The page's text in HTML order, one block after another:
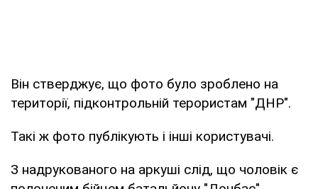
Він стверджує, що фото було зроблено на
території, підконтрольній терористам "ДНР".
Такі ж фото публікують і інші користувачі.
З надрукованого на аркуші слід, що чоловік є